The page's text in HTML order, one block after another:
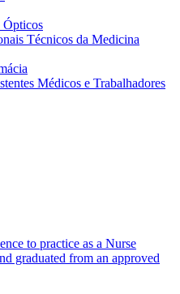
Ópticos
Técnicos da Medicina
Médicos e Trabalhadores
to practice as a Nurse
graduated from an approved